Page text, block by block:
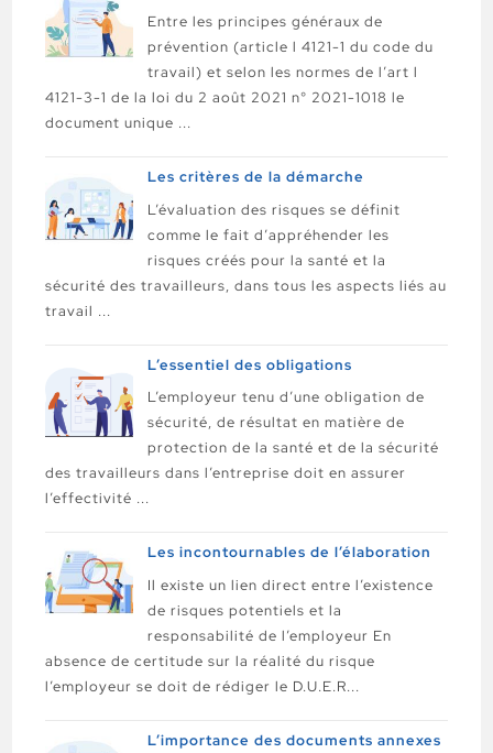
Entre les principes généraux de
prévention (article l 4121-1 du code du
travail) et selon les normes de l’art l
4121-3-1 de la loi du 2 août 2021 n° 2021-1018 le
document unique ...
Les critères de la démarche
L’évaluation des risques se définit
comme le fait d’appréhender les
risques créés pour la santé et la
sécurité des travailleurs, dans tous les aspects liés au
travail ...
L’essentiel des obligations
L’employeur tenu d’une obligation de
sécurité, de résultat en matière de
protection de la santé et de la sécurité
des travailleurs dans l’entreprise doit en assurer
l’effectivité ...
Les incontournables de l’élaboration
Il existe un lien direct entre l’existence
de risques potentiels et la
responsabilité de l’employeur En
absence de certitude sur la réalité du risque
l’employeur se doit de rédiger le D.U.E.R...
L’importance des documents annexes